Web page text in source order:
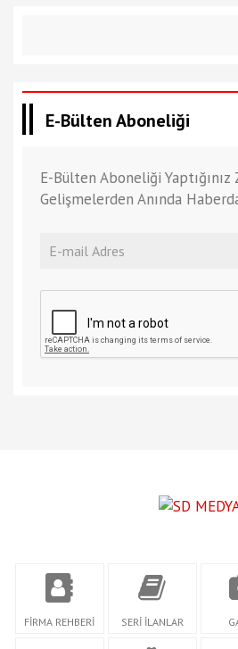
E-Bülten Aboneliği
E-Bülten Aboneliği Yaptığınız
Gelişmelerden Anında
FİRMA REHBERİ SERİ İLANLAR